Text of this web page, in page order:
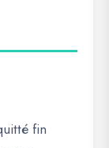
fin